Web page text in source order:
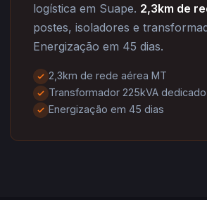
logística em Suape. 2,3km de
postes, isoladores e
Energização em 45 dias.
2,3km de rede aérea MT
Transformador 225kVA dedicado
Energização em 45 dias